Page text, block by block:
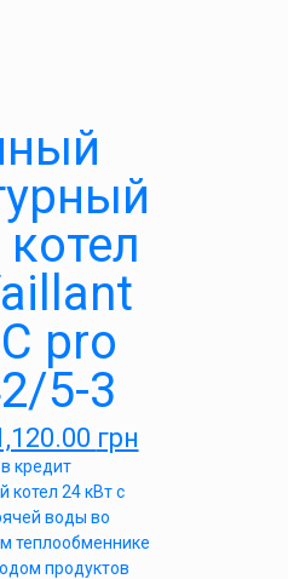
pro
5-3
грн
кредит
котел 24 кВт с
воды во
теплообменнике
продуктов